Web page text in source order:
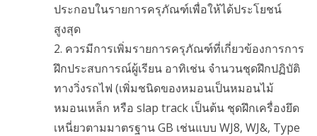
ประกอบในรายการครุภัณฑ์เพื่อให้ได้ประโยชน์
สูงสุด
2. ควรมีการเพิ่มรายการครุภัณฑ์ที่เกี่ยวข้องการการ
ฝึกประสบการณ์ผู้เรียน อาทิเช่น จำนวนชุดฝึกปฏิบัติ
ทางวิ่งรถไฟ (เพิ่มชนิดของหมอนเป็นหมอนไม้
หมอนเหล็ก หรือ slap track เป็นต้น ชุดฝึกเครื่องยึด
เหนี่ยวตามมาตรฐาน GB เช่นแบบ WJ8, WJ&, Type